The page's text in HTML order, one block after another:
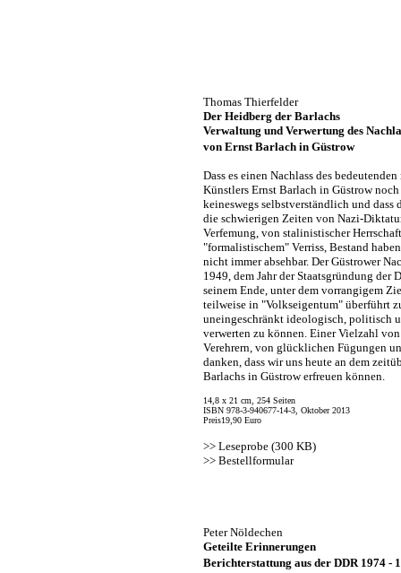
Thomas Thierfelder
Der Heidberg der Barlachs
Verwaltung und Verwertung des
von Ernst Barlach in Güstrow
Dass es einen Nachlass des
Künstlers Ernst Barlach in Güstrow
keineswegs selbstverständlich und dass
die schwierigen Zeiten von Nazi-
Verfemung, von stalinistischer
"formalistischem" Verriss, Bestand
nicht immer absehbar. Der Güstrower
1949, dem Jahr der Staatsgründung der
seinem Ende, unter dem vorrangigem
teilweise in "Volkseigentum" überführt
uneingeschränkt ideologisch, politisch
verwerten zu können. Einer Vielzahl
Verehrern, von glücklichen Fügungen
danken, dass wir uns heute an dem
Barlachs in Güstrow erfreuen können.
14,8 x 21 cm, 254 Seiten
ISBN 978-3-940677-14-3, Oktober 2013
Preis19,90 Euro
>> Leseprobe (300 KB)
>> Bestellformular
Peter Nöldechen
Geteilte Erinnerungen
Berichterstattung aus der DDR 1974 -